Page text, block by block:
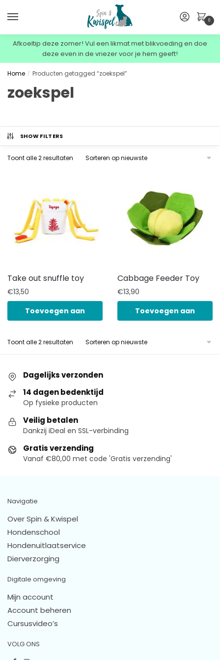
0
Afkoeltip deze zomer! Vul een likmat met blikvoeding en doe
deze even in de vriezer voor je hem geeft!
Home / Producten getagged “zoekspel”
zoekspel
SHOW FILTERS
Toont alle 2 resultaten
Take out snuffle toy
€13,50
Toevoegen aan
Cabbage Feeder Toy
€13,90
Toevoegen aan
Toont alle 2 resultaten
Dagelijks verzonden
14 dagen bedenktijd
Op fysieke producten
Veilig betalen
Dankzij iDeal en SSL-verbinding
Gratis verzending
Vanaf €80,00 met code 'Gratis verzending'
Navigatie
Over Spin & Kwispel
Hondenschool
Hondenuitlaatservice
Dierverzorging
Digitale omgeving
Mijn account
Account beheren
Cursusvideo’s
VOLG ONS